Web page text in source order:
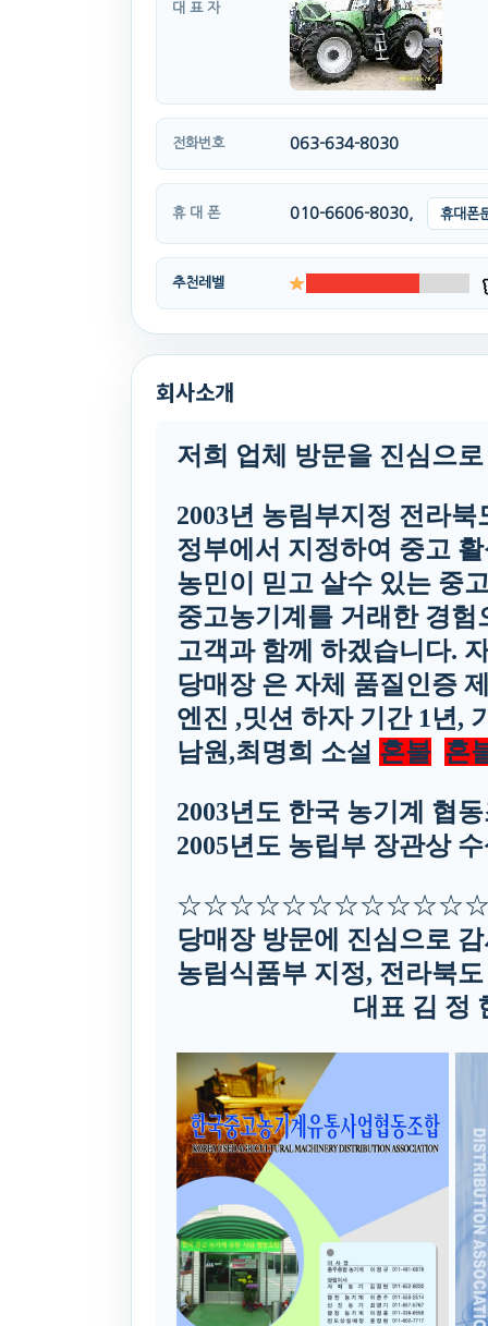
대 표 자
전화번호 063-634-8030
휴 대 폰 010-6606-8030, 휴대폰
추천레벨
회사소개
저희 업체 방문을 진심으
2003년 농림부지정 전라
정부에서 지정하여 중고
농민이 믿고 살수 있는 중
중고농기계를 거래한 경
고객과 함께 하겠습니다.
당매장 은 자체 품질인증
엔진 ,밋션 하자 기간 1년,
남원,최명희 소설 혼불 혼
2003년도 한국 농기계 협
2005년도 농립부 장관상
당매장 방문에 진심으로
농림식품부 지정, 전라북
대표 김 정